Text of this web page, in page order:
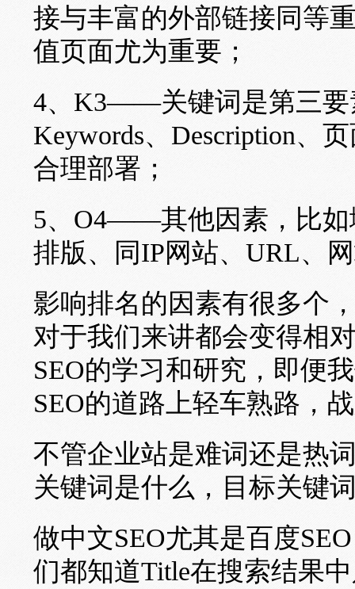
接与丰富的外部链接同等
值页面尤为重要；
4、K3——关键词是第三要
Keywords、Description、
合理部署；
5、O4——其他因素，比如
排版、同IP网站、URL、
影响排名的因素有很多个
对于我们来讲都会变得相
SEO的学习和研究，即便
SEO的道路上轻车熟路，
不管企业站是难词还是热
关键词是什么，目标关键
做中文SEO尤其是百度
们都知道Title在搜索结果